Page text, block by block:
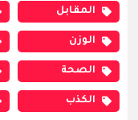
المقابل
الوزن
الصحة
الكذب